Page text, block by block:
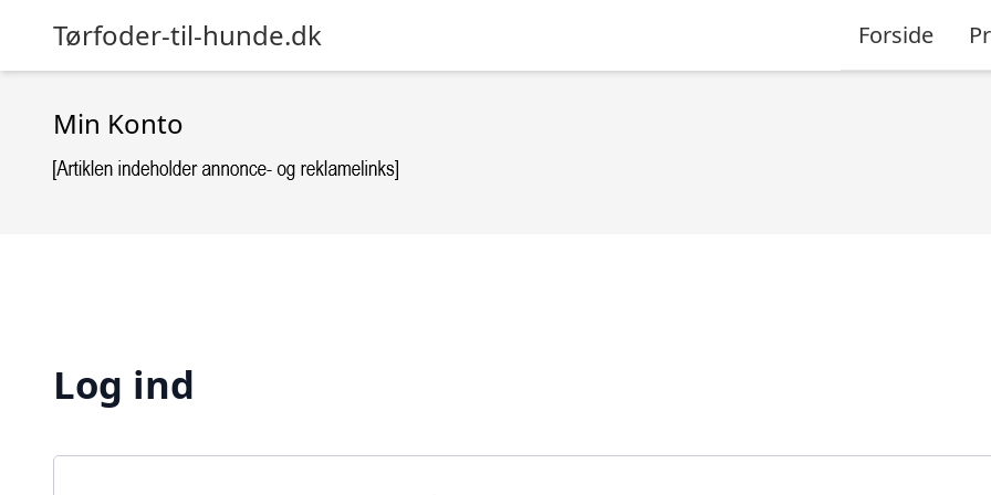
Tørfoder-til-hunde.dk Forside
Min Konto
Log ind